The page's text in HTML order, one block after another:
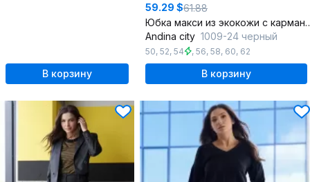
В корзину
59.29 $61.88
Юбка макси из
Andina city 1009-24 черный
50, 52, 54 , 56, 58, 60, 62
В корзину